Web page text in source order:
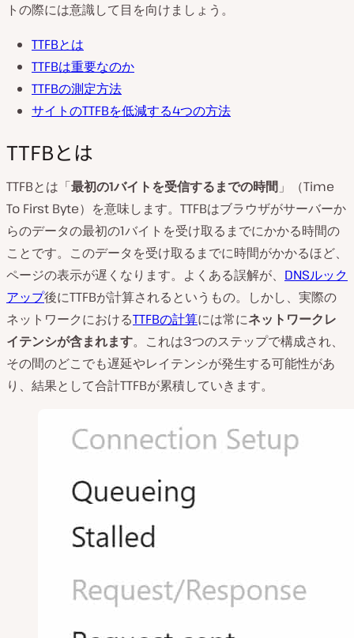
トの際には意識して目を向けましょう。
TTFBとは
TTFBは重要なのか
TTFBの測定方法
サイトのTTFBを低減する4つの方法
TTFBとは
TTFBとは「最初の1バイトを受信するまでの時間 」（Time
To First Byte）を意味します。TTFBはブラウザがサーバーか
らのデータの最初の1バイトを受け取るまでにかかる時間の
ことです。このデータを受け取るまでに時間がかかるほど、
ページの表示が遅くなります。よくある誤解が、 DNSルック
アップ後にTTFBが計算されるというもの。しかし、実際の
ネットワークにおけるTTFBの計算には常にネットワークレ
イテンシが含まれます。これは3つのステップで構成され、
その間のどこでも遅延やレイテンシが発生する可能性があ
り、結果として合計TTFBが累積していきます。